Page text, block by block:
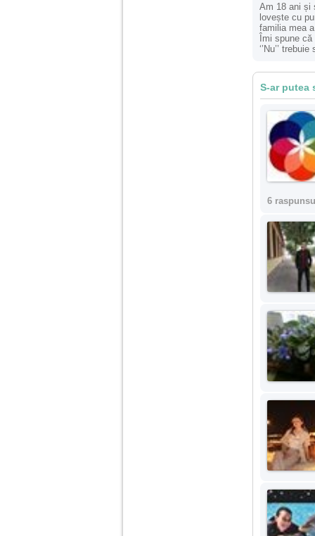
Am 18 ani și
lovește cu
familia mea
Îmi spune
‘’Nu’’
S-ar putea
6